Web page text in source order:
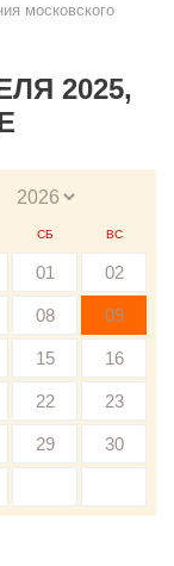
московского
2025,
СБ ВС
01 02
08 09
15 16
22 23
29 30